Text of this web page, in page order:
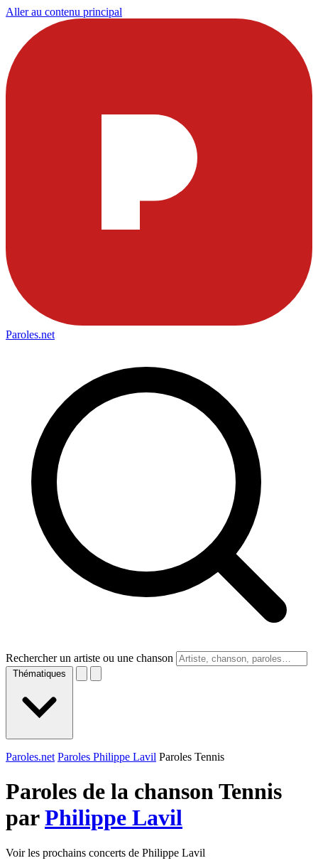
Aller au contenu principal
Paroles.net
Rechercher un artiste ou une chanson
Thématiques
Paroles.net Paroles Philippe Lavil Paroles Tennis
Paroles de la chanson Tennis
parPhilippe Lavil
Voir les prochains concerts de Philippe Lavil